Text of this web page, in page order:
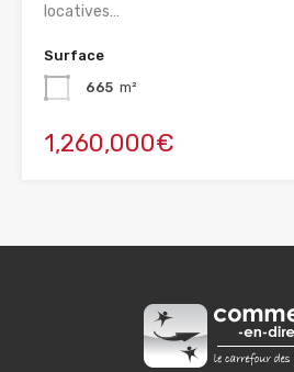
locatives…
Surface
665 m²
1,260,000€